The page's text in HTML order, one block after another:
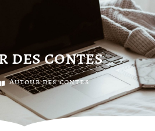
des contes
Autour des contes